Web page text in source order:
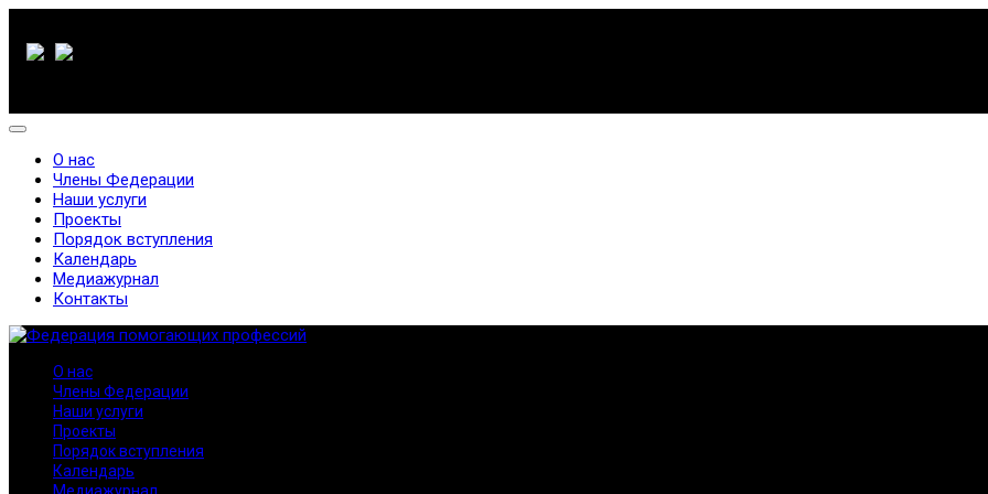
О нас
Члены Федерации
Наши услуги
Проекты
Порядок вступления
Календарь
Медиажурнал
Контакты
О нас
Члены Федерации
Наши услуги
Проекты
Порядок вступления
Календарь